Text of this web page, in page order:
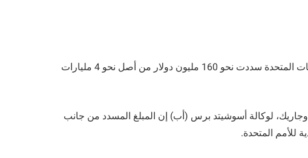
أعلنت الأمم المتحدة، اليوم الخميس، أن الولايات المتحدة سددت نحو 160 مليون دولار من أصل نحو 4 مليارات
لوكالة أسوشيتد برس (أب) إن المبلغ المسدد من جانب
للأمم المتحدة.